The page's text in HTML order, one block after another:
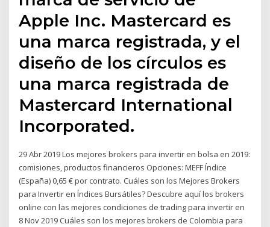
Apple Inc. Mastercard es
una marca registrada, y el
diseño de los círculos es
una marca registrada de
Mastercard International
Incorporated.
29 Abr 2019 Los mejores brokers para invertir en bolsa en 2019:
comisiones, productos financieros Opciones: MEFF Índice
(España) 0,65 € por contrato. Cuáles son los Mejores Brokers
para Invertir en Índices Bursátiles? Descubre aquí los brokers
online con las mejores condiciones de trading para invertir en
8 Nov 2019 Cuáles son los mejores brokers de Colombia para